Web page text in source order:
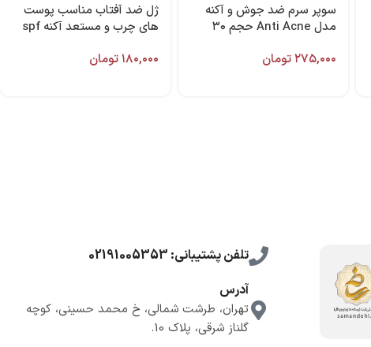
سوپر سرم ضد جوش و آکنه
مدل Anti Acne حجم ۳۰
۲۷۵,۰۰۰تومان
ژل ضد آفتاب مناسب پوست
های چرب و مستعد آکنه spf
۱۸۰,۰۰۰تومان
تلفن پشتیبانی: 02191005353
آدرس
تهران، طرشت شمالی، خ محمد حسینی، کوچه
گلناز شرقی، پلاک 10.